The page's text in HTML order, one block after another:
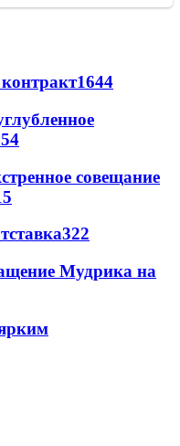
1644
совещание
322
Мудрика на